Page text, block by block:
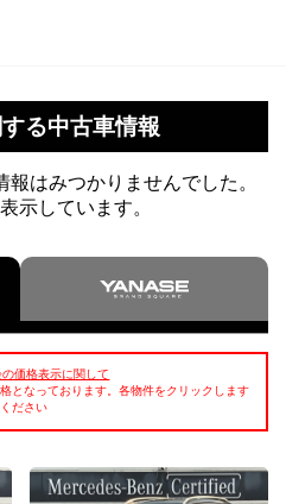
る中古車情報
報はみつかりませんでした。
示しています。
価格表示に関して
となっております。各物件をクリックします
ださい